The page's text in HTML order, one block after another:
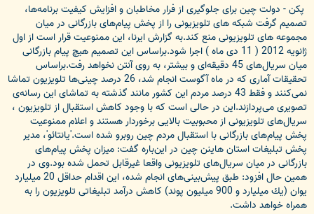
ت
پكن - دولت چین برای جلوگیری از فرار مخاطبان و افزایش كیفیت برنامه‌ها،‌
تصمیم گرفت شبكه های تلویزیونی را از پخش پیام‌های بازرگانی در میان
مجموعه های تلویزیونی منع كند.به گزارش ایرنا، این ممنوعیت قرار است از اول
ژانویه 2012 ( 11 دی ماه ) اجرا شود.براساس این تصمیم هیچ پیام بازرگانی
میان سریال‌های 45 دقیقه‌ای و بیشتر، به روی آنتن نخواهد رفت.براساس
تحقیقات آماری كه در ماه آگوست انجام شد، ‌26 درصد چینی‌ها تلویزیون تماشا
نمی‌كنند و فقط 43 درصد مردم این كشور مانند گذشته به تماشای این رسانه‌ی
تصویری می‌پردازند.این در حالی است كه با وجود كاهش استقبال از تلویزیون ،
سریال‌های تلویزیونی از محبوبیت بالایی برخوردار هستند و اعلام ممنوعیت
پخش پیام‌های بازرگانی با استقبال مردم چین روبرو شده است.'یانتائو'، مدیر
پخش تبلیغات استان هاینن چین در این‌باره گفت:‌ میزان پخش پیام‌های
بازرگانی در میان سریال‌های تلویزیونی واقعا غیرقابل تحمل شده بود.وی در
همین حال افزود: طبق پیش‌بینی‌های انجام شده،‌ این اقدام حداقل 20 میلیارد
یوان (یك میلیارد و 900 میلیون پوند) كاهش درآمد تبلیغاتی تلویزیون را به
همراه خواهد داشت.